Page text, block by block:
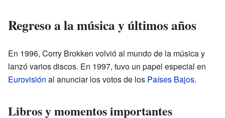
Regreso a la música y últimos años
En 1996, Corry Brokken volvió al mundo de la música y
lanzó varios discos. En 1997, tuvo un papel especial en
Eurovisión al anunciar los votos de los Países Bajos.
Libros y momentos importantes